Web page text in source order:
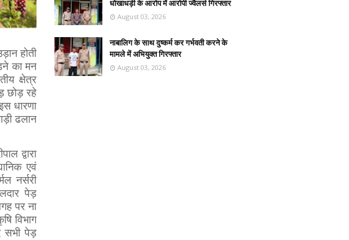
होती
का मन
क्षेत्र
छोड़ रहे
धारणा
ढलान
द्वारा
एवं
नर्सरी
पेड़
पर ना
विभाग
सभी पेड़
धोखाधड़ी के आरोप में आरोपी ज्वैलर्स गिरफ्तार
August 03, 2026
नाबालिग के साथ दुष्कर्म कर गर्भवती करने के
मामले में अभियुक्त गिरफ्तार
August 03, 2026